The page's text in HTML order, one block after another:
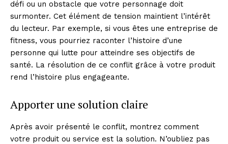
défi ou un obstacle que votre personnage doit
surmonter. Cet élément de tension maintient l’intérêt
du lecteur. Par exemple, si vous êtes une entreprise de
fitness, vous pourriez raconter l’histoire d’une
personne qui lutte pour atteindre ses objectifs de
santé. La résolution de ce conflit grâce à votre produit
rend l’histoire plus engageante.
Apporter une solution claire
Après avoir présenté le conflit, montrez comment
votre produit ou service est la solution. N’oubliez pas